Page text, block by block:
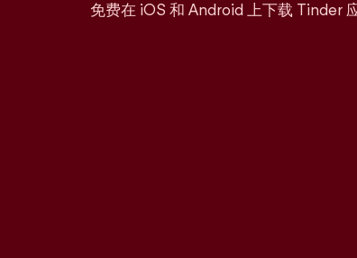
免费在 iOS 和 Android 上下载 Tinder 应